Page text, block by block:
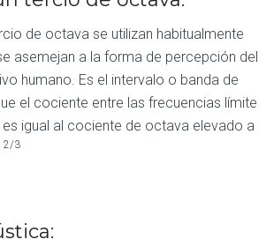
de octava se utilizan habitualmente
asemejan a la forma de percepción del
humano. Es el intervalo o banda de
el cociente entre las frecuencias límite
igual al cociente de octava elevado a
2/3